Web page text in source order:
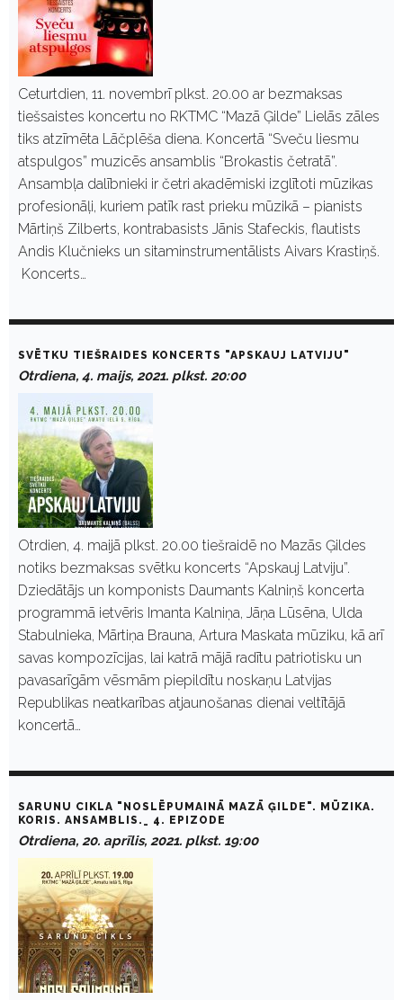
Ceturtdien, 11. novembrī plkst. 20.00 ar bezmaksas
tiešsaistes koncertu no RKTMC “Mazā Ģilde” Lielās zāles
tiks atzīmēta Lāčplēša diena. Koncertā “Sveču liesmu
atspulgos” muzicēs ansamblis “Brokastis četratā”.
Ansambļa dalībnieki ir četri akadēmiski izglītoti mūzikas
profesionāļi, kuriem patīk rast prieku mūzikā – pianists
Mārtiņš Zilberts, kontrabasists Jānis Stafeckis, flautists
Andis Klučnieks un sitaminstrumentālists Aivars Krastiņš.
Koncerts…
SVĒTKU TIEŠRAIDES KONCERTS "APSKAUJ LATVIJU"
Otrdiena, 4. maijs, 2021. plkst. 20:00
Otrdien, 4. maijā plkst. 20.00 tiešraidē no Mazās Ģildes
notiks bezmaksas svētku koncerts “Apskauj Latviju”.
Dziedātājs un komponists Daumants Kalniņš koncerta
programmā ietvēris Imanta Kalniņa, Jāņa Lūsēna, Ulda
Stabulnieka, Mārtiņa Brauna, Artura Maskata mūziku, kā arī
savas kompozīcijas, lai katrā mājā radītu patriotisku un
pavasarīgām vēsmām piepildītu noskaņu Latvijas
Republikas neatkarības atjaunošanas dienai veltītājā
koncertā…
SARUNU CIKLA "NOSLĒPUMAINĀ MAZĀ ĢILDE". MŪZIKA.
KORIS. ANSAMBLIS._ 4. EPIZODE
Otrdiena, 20. aprīlis, 2021. plkst. 19:00